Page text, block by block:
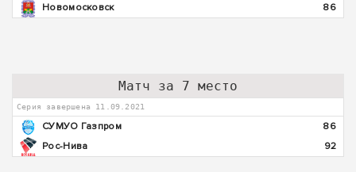
Новомосковск
86
Матч за 7 место
Серия завершена 11.09.2021
СУМУО Газпром
86
Рос-Нива
92